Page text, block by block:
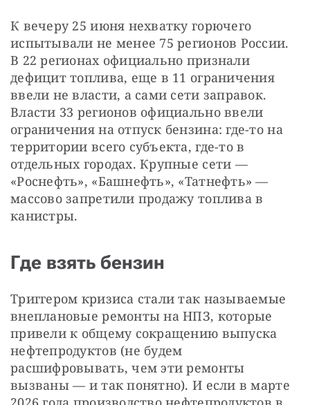
К вечеру 25 июня нехватку горючего
испытывали не менее 75 регионов России.
В 22 регионах официально признали
дефицит топлива, еще в 11 ограничения
ввели не власти, а сами сети заправок.
Власти 33 регионов официально ввели
ограничения на отпуск бензина: где-то на
территории всего субъекта, где-то в
отдельных городах. Крупные сети —
«Роснефть», «Башнефть», «Татнефть» —
массово запретили продажу топлива в
канистры.
Где взять бензин
Триггером кризиса стали так называемые
внеплановые ремонты на НПЗ, которые
привели к общему сокращению выпуска
нефтепродуктов (не будем
расшифровывать, чем эти ремонты
вызваны — и так понятно). И если в марте